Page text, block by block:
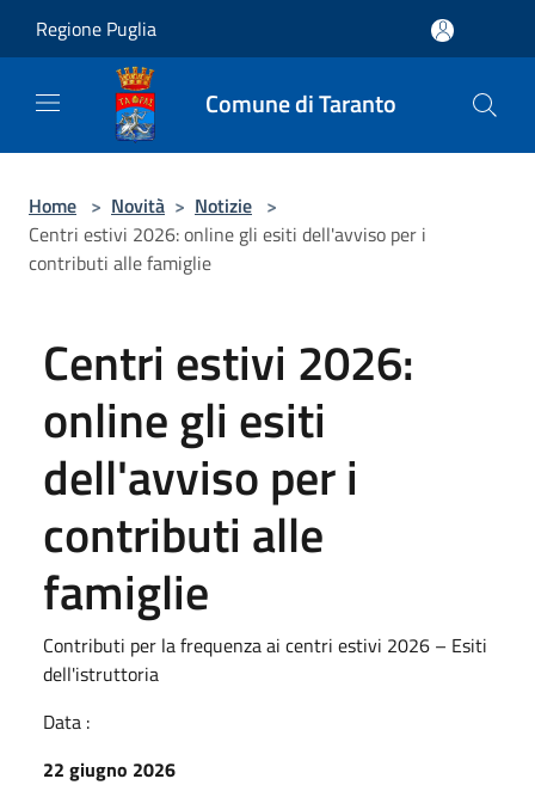
Regione Puglia
Comune di Taranto
Home > Novità > Notizie >
Centri estivi 2026: online gli esiti dell'avviso per i
contributi alle famiglie
Centri estivi 2026:
online gli esiti
dell'avviso per i
contributi alle
famiglie
Contributi per la frequenza ai centri estivi 2026 – Esiti
dell'istruttoria
Data :
22 giugno 2026